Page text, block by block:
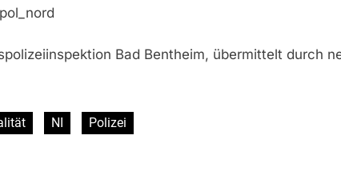
Bad Bentheim, übermittelt durch
NI Polizei